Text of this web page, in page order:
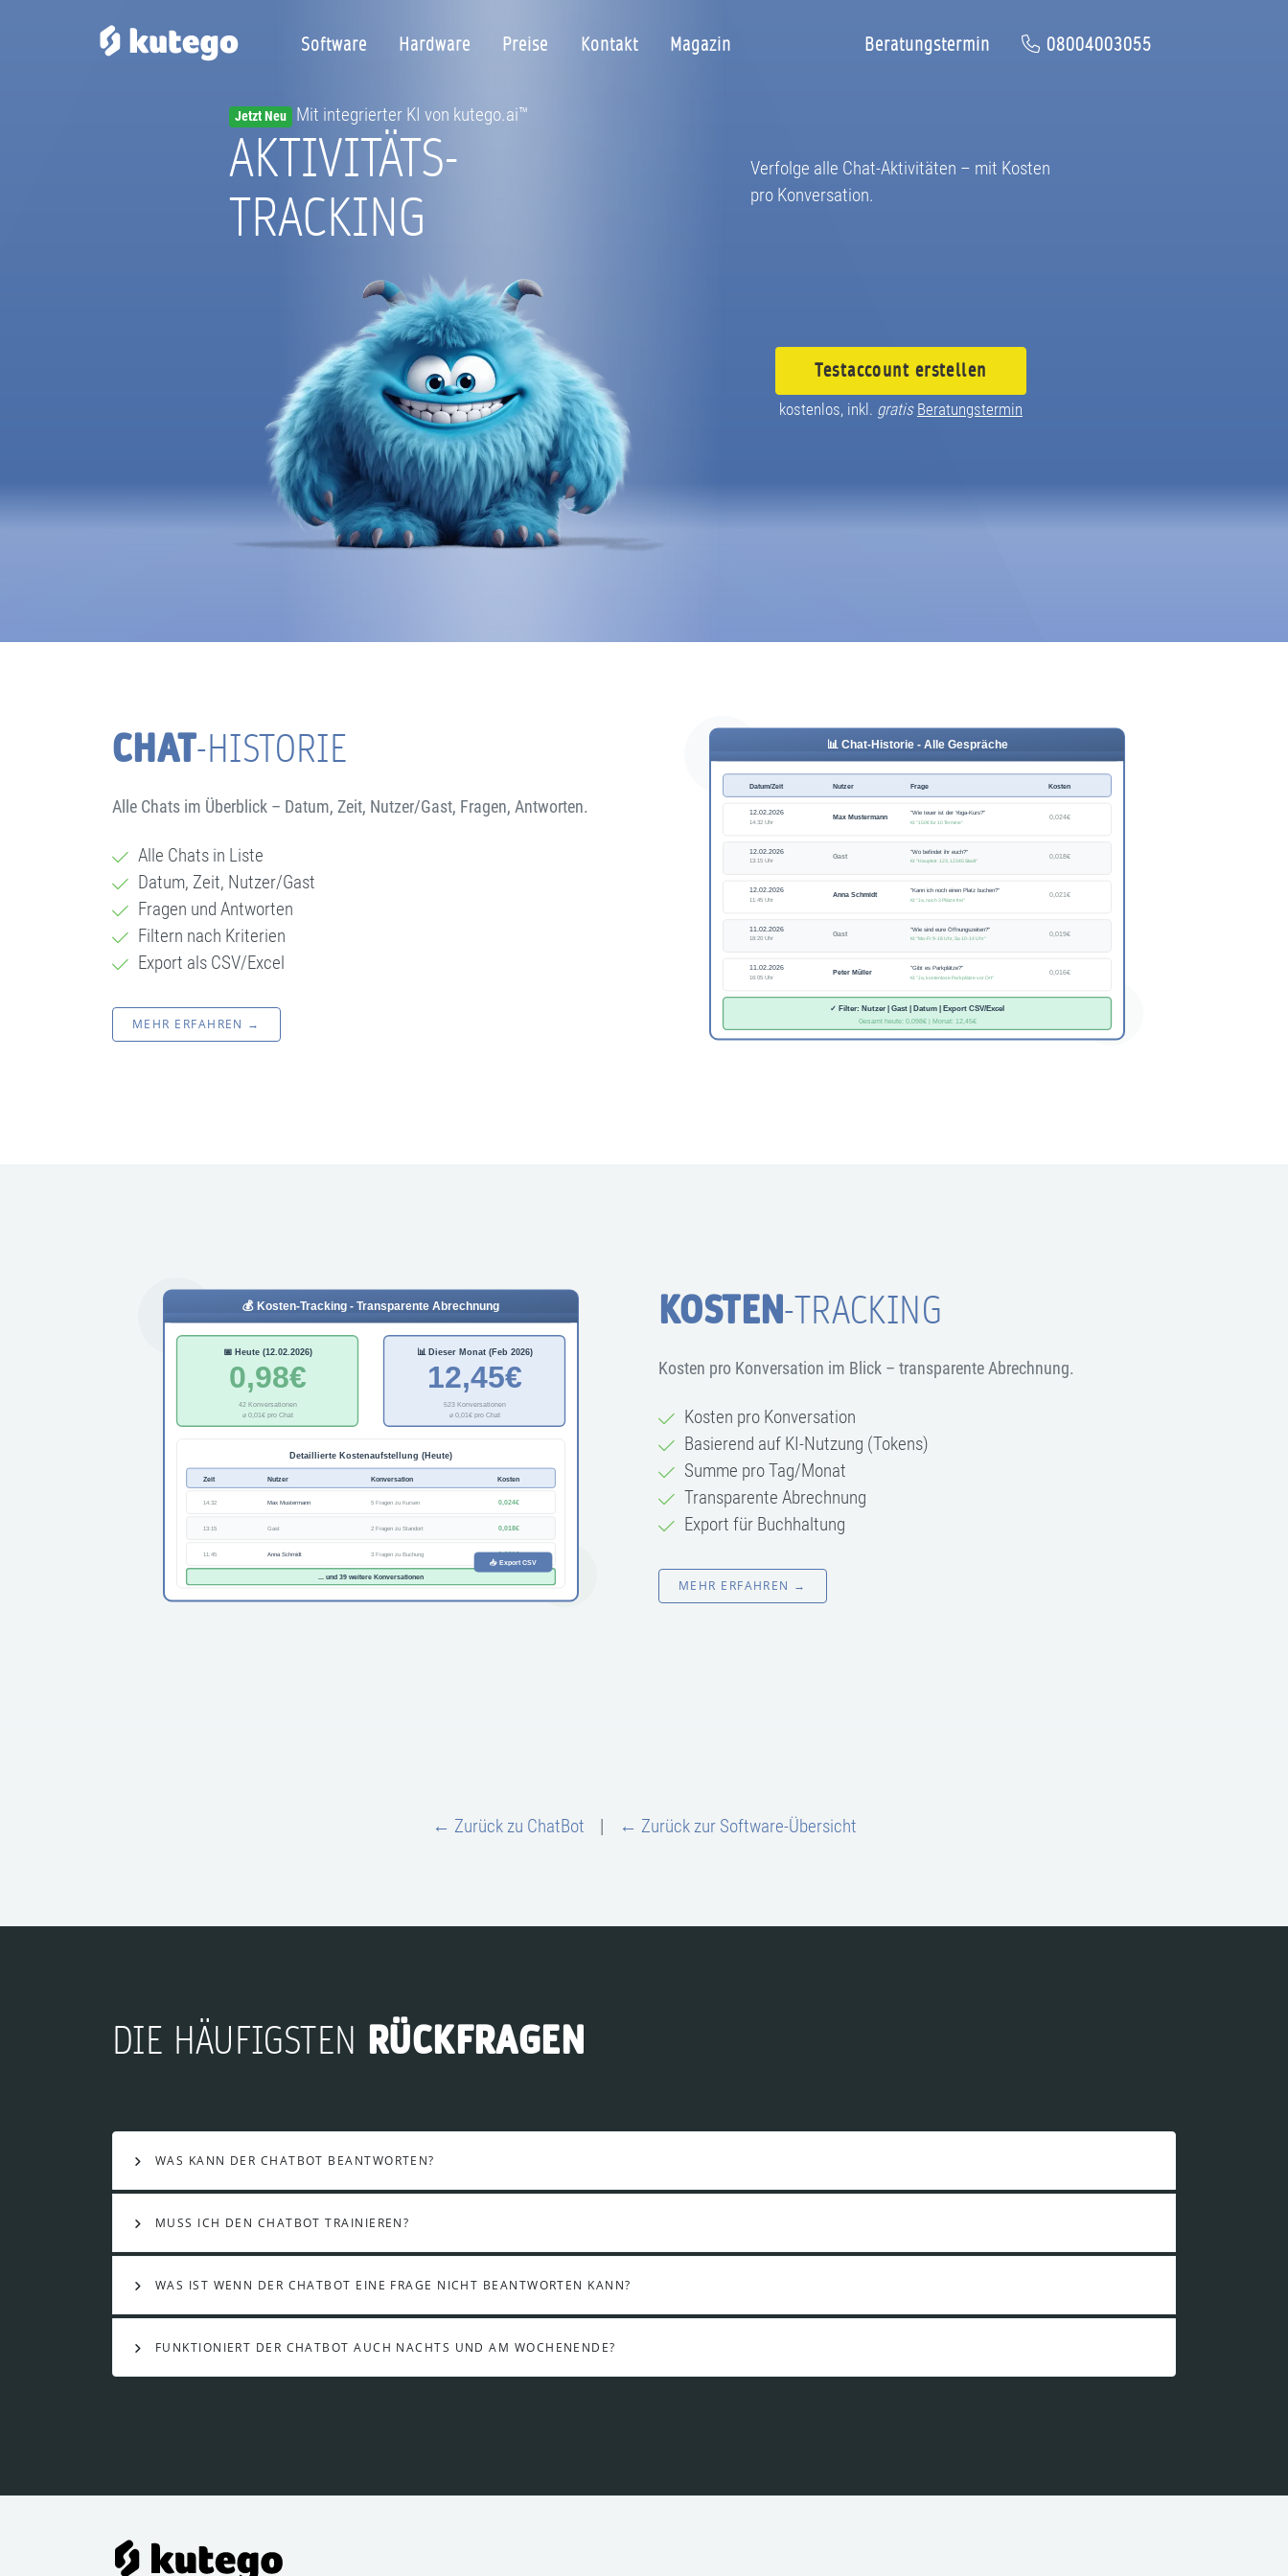
Jetzt Neu Mit integrierter KI von kutego.ai™
AKTIVITÄTS-
TRACKING
Verfolge alle Chat-Aktivitäten – mit Kosten
pro Konversation.
Testaccount erstellen
kostenlos, inkl. gratis Beratungstermin
Software Hardware Preise Kontakt Magazin Beratungstermin 08004003055
CHAT-HISTORIE
Alle Chats im Überblick – Datum, Zeit, Nutzer/Gast, Fragen, Antworten.
Alle Chats in Liste
Datum, Zeit, Nutzer/Gast
Fragen und Antworten
Filtern nach Kriterien
Export als CSV/Excel
MEHR ERFAHREN →
KOSTEN-TRACKING
Kosten pro Konversation im Blick – transparente Abrechnung.
Kosten pro Konversation
Basierend auf KI-Nutzung (Tokens)
Summe pro Tag/Monat
Transparente Abrechnung
Export für Buchhaltung
MEHR ERFAHREN →
← Zurück zu ChatBot | ← Zurück zur Software-Übersicht
DIE HÄUFIGSTEN RÜCKFRAGEN
WAS KANN DER CHATBOT BEANTWORTEN?
MUSS ICH DEN CHATBOT TRAINIEREN?
WAS IST WENN DER CHATBOT EINE FRAGE NICHT BEANTWORTEN KANN?
FUNKTIONIERT DER CHATBOT AUCH NACHTS UND AM WOCHENENDE?